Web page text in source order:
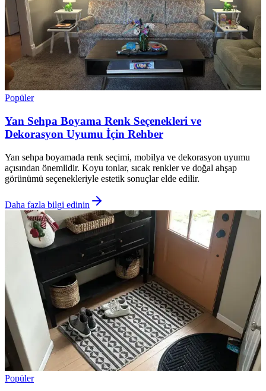
Popüler
Yan Sehpa Boyama Renk Seçenekleri ve
Dekorasyon Uyumu İçin Rehber
Yan sehpa boyamada renk seçimi, mobilya ve dekorasyon uyumu
açısından önemlidir. Koyu tonlar, sıcak renkler ve doğal ahşap
görünümü seçenekleriyle estetik sonuçlar elde edilir.
Daha fazla bilgi edinin
Popüler